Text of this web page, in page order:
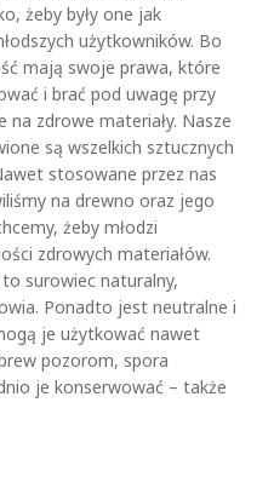
żeby były one jak
użytkowników. Bo
mają swoje prawa, które
i brać pod uwagę przy
zdrowe materiały. Nasze
są wszelkich sztucznych
stosowane przez nas
na drewno oraz jego
żeby młodzi
zdrowych materiałów.
surowiec naturalny,
Ponadto jest neutralne i
je użytkować nawet
pozorom, spora
je konserwować – także